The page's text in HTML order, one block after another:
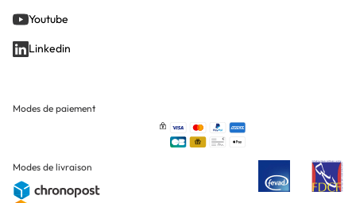
Youtube
Linkedin
Modes de paiement
Modes de livraison